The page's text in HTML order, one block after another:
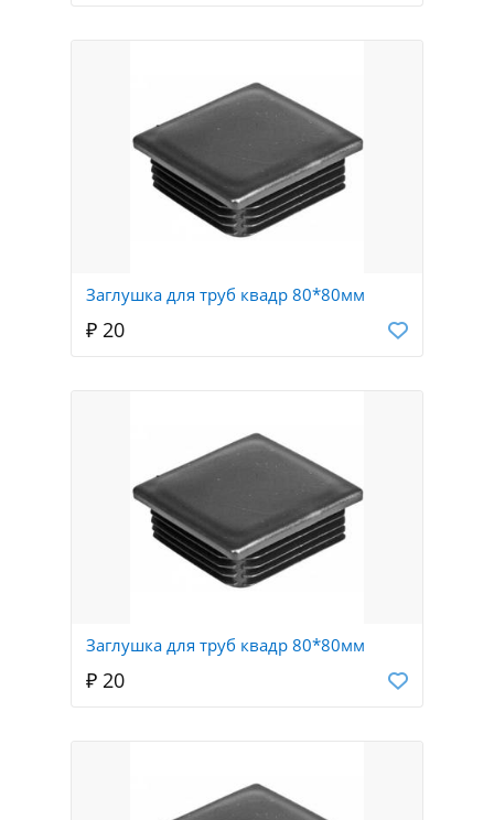
Заглушка для труб квадр 80*80мм
₽ 20
Заглушка для труб квадр 80*80мм
₽ 20